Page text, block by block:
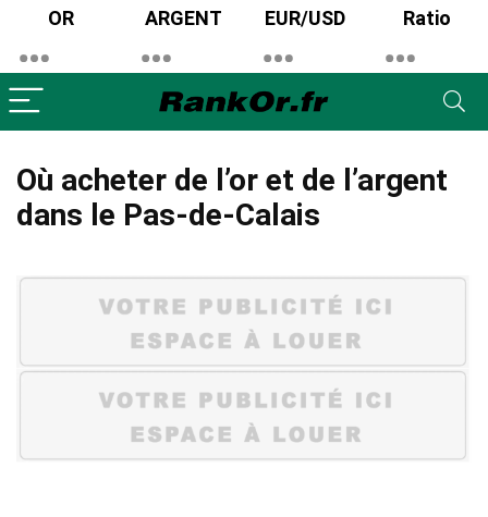
OR ARGENT EUR/USD Ratio
Où acheter de l’or et de l’argent
dans le Pas-de-Calais